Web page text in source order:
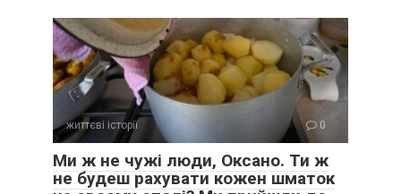
життєві історії 0
Ми ж не чужі люди, Оксано. Ти ж
не будеш рахувати кожен шматок